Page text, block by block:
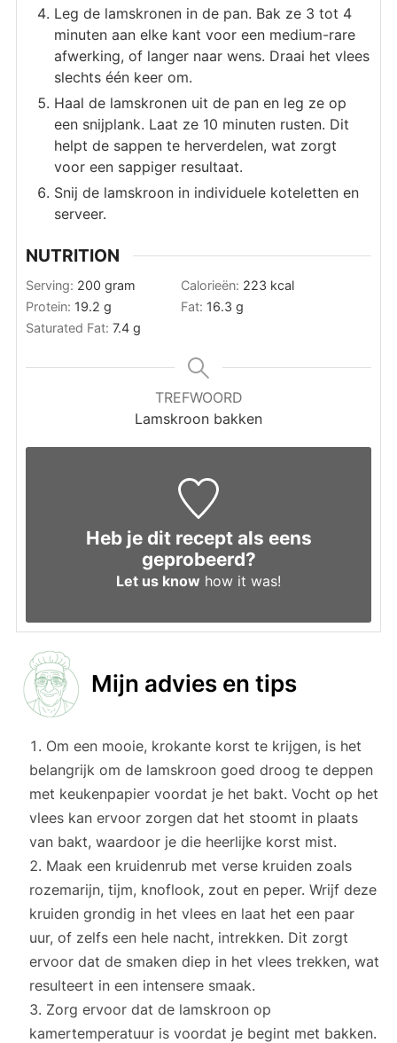
Leg de lamskronen in de pan. Bak ze 3 tot 4
minuten aan elke kant voor een medium-rare
afwerking, of langer naar wens. Draai het vlees
slechts één keer om.
Haal de lamskronen uit de pan en leg ze op
een snijplank. Laat ze 10 minuten rusten. Dit
helpt de sappen te herverdelen, wat zorgt
voor een sappiger resultaat.
Snij de lamskroon in individuele koteletten en
serveer.
NUTRITION
Serving: 200 gram Calorieën: 223 kcal
Protein: 19.2 g Fat: 16.3 g
Saturated Fat: 7.4 g
TREFWOORD
Lamskroon bakken
Heb je dit recept als eens
geprobeerd?
Let us know how it was!
Mijn advies en tips
Om een mooie, krokante korst te krijgen, is het
belangrijk om de lamskroon goed droog te deppen
met keukenpapier voordat je het bakt. Vocht op het
vlees kan ervoor zorgen dat het stoomt in plaats
van bakt, waardoor je die heerlijke korst mist.
Maak een kruidenrub met verse kruiden zoals
rozemarijn, tijm, knoflook, zout en peper. Wrijf deze
kruiden grondig in het vlees en laat het een paar
uur, of zelfs een hele nacht, intrekken. Dit zorgt
ervoor dat de smaken diep in het vlees trekken, wat
resulteert in een intensere smaak.
Zorg ervoor dat de lamskroon op
kamertemperatuur is voordat je begint met bakken.